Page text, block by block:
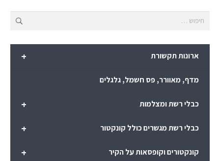
+ ארונות תקשורת
מדף, מאוורר, פס חשמל, גלגלים
+ כבלי רשת ומצלמות
+ כבלי רשת מגשרים כולל קונקטור
+ קונקטורים וקופסאות על הקיר